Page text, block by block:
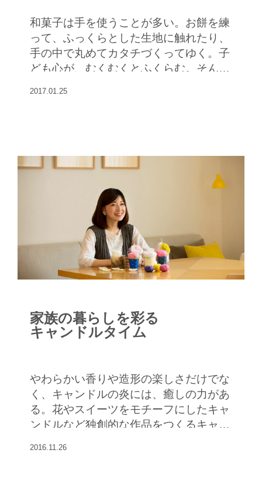
和菓子は手を使うことが多い。お餅を練
って、ふっくらとした生地に触れたり、
手の中で丸めてカタチづくってゆく。子
ども心が、むくむくとふくらむ。そんな
2017.01.25
家族の暮らしを彩る
キャンドルタイム
やわらかい香りや造形の楽しさだけでな
く、キャンドルの炎には、癒しの力があ
る。花やスイーツをモチーフにしたキャ
ンドルなど独創的な作品をつくるキャン
2016.11.26